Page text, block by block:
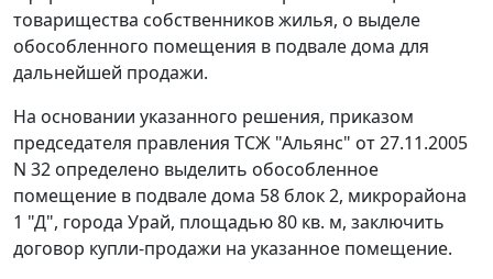
товарищества собственников жилья, о выделе
обособленного помещения в подвале дома для
дальнейшей продажи.
На основании указанного решения, приказом
председателя правления ТСЖ "Альянс" от 27.11.2005
N 32 определено выделить обособленное
помещение в подвале дома 58 блок 2, микрорайона
1 "Д", города Урай, площадью 80 кв. м, заключить
договор купли-продажи на указанное помещение.